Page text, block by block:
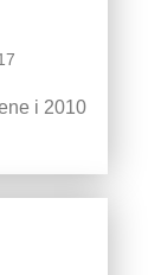
i 2010